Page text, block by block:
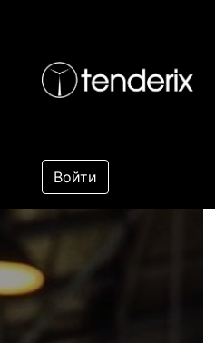
Войти